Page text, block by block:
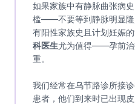
如果家族中有静脉曲张病
槛——不要等到静脉明显隆
有阳性家族史且计划妊娠
科医生尤为值得——孕前治
重。
我们经常在乌节路诊所接
患者，他们到来时已出现